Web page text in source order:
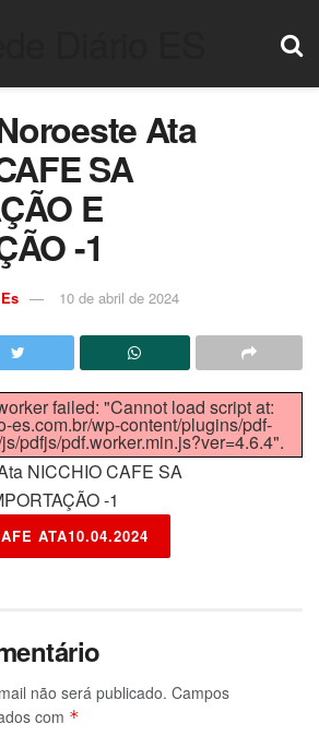
Ata
SA
E
-1
10 de abril de 2024
failed: "Cannot load script at:
es.com.br/wp-content/plugins/pdf-
pdfjs/pdf.worker.min.js?ver=4.6.4".
NICCHIO CAFE SA
-1
ATA10.04.2024
não será publicado. Campos
com *